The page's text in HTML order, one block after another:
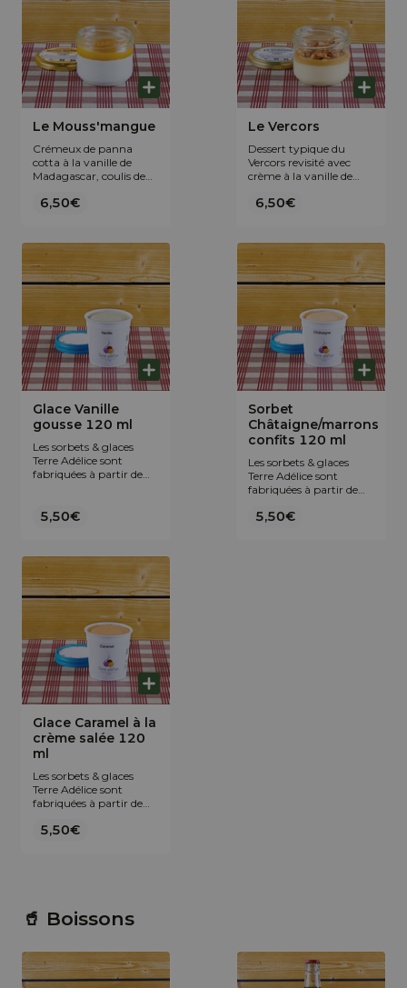
Le Mouss'mangue
Crémeux de panna
cotta à la vanille de
Madagascar, coulis de
passion.
6,50€
Le Vercors
Dessert typique du
Vercors revisité avec
crème à la vanille de
brisures de noix du
6,50€
Glace Vanille
gousse 120 ml
Les sorbets & glaces
Terre Adélice sont
fabriquées à partir de
et crème fraîche
renfort d’arôme, ni de
colorant pour privilégier
qualité et authenticité
du goût.
5,50€
Sorbet
Châtaigne/marrons
confits 120 ml
Les sorbets & glaces
Terre Adélice sont
fabriquées à partir de
biologiques, de lait frais
5,50€
Glace Caramel à la
crème salée 120
ml
Les sorbets & glaces
Terre Adélice sont
fabriquées à partir de
biologiques, de lait frais
qualité et authenticité
du goût.
5,50€
🥤 Boissons